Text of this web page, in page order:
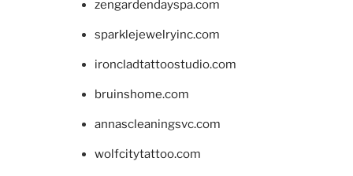
zengardendayspa.com
sparklejewelryinc.com
ironcladtattoostudio.com
bruinshome.com
annascleaningsvc.com
wolfcitytattoo.com